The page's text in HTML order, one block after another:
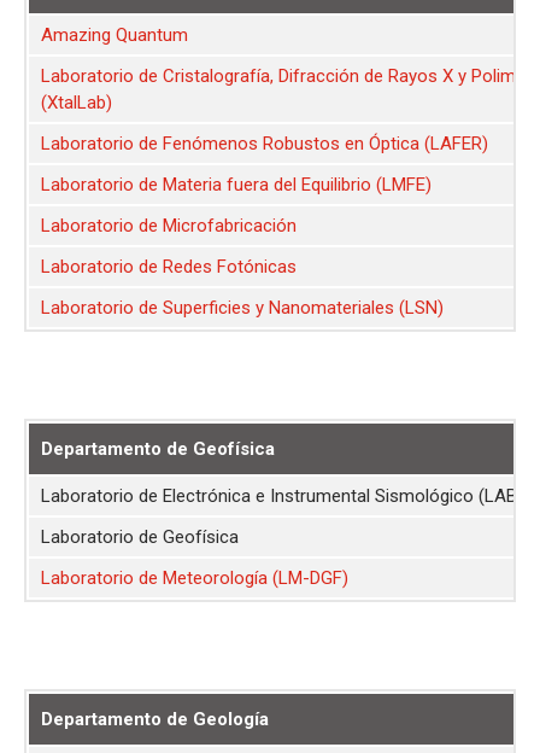
Amazing Quantum
Laboratorio de Cristalografía, Difracción de Rayos X y
(XtalLab)
Laboratorio de Fenómenos Robustos en Óptica (LAFER)
Laboratorio de Materia fuera del Equilibrio (LMFE)
Laboratorio de Microfabricación
Laboratorio de Redes Fotónicas
Laboratorio de Superficies y Nanomateriales (LSN)
Departamento de Geofísica
Laboratorio de Electrónica e Instrumental Sismológico
Laboratorio de Geofísica
Laboratorio de Meteorología (LM-DGF)
Departamento de Geología